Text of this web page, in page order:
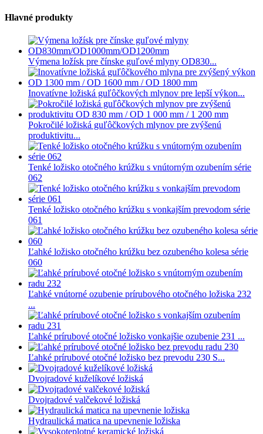
Hlavné produkty
Výmena ložísk pre čínske guľové mlyny OD830...
Inovatívne ložiská guľôčkových mlynov pre lepší výkon...
Pokročilé ložiská guľôčkových mlynov pre zvýšenú
produktivitu...
Tenké ložisko otočného krúžku s vnútorným ozubením série
062
Tenké ložisko otočného krúžku s vonkajším prevodom série
061
Ľahké ložisko otočného krúžku bez ozubeného kolesa série
060
Ľahké vnútorné ozubenie prírubového otočného ložiska 232
...
Ľahké prírubové otočné ložisko vonkajšie ozubenie 231 ...
Ľahké prírubové otočné ložisko bez prevodu 230 S...
Dvojradové kuželíkové ložiská
Dvojradové valčekové ložiská
Hydraulická matica na upevnenie ložiska